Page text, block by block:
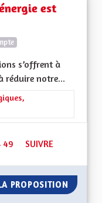
est
s’offrent à
réduire notre...
transitions
49 49 ABONNÉS
SUIVRE
PROPOSITION LE